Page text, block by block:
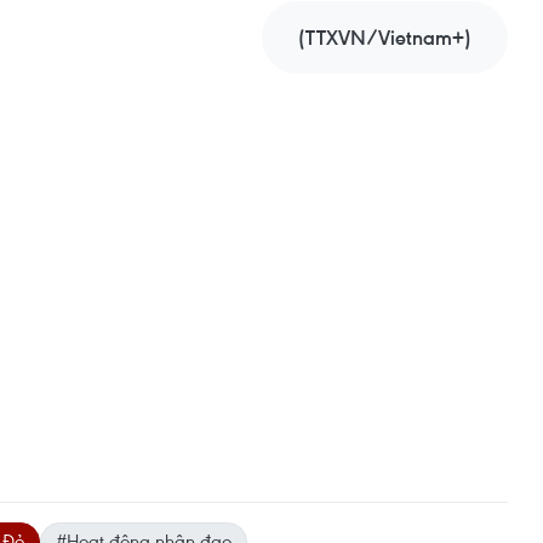
(TTXVN/Vietnam+)